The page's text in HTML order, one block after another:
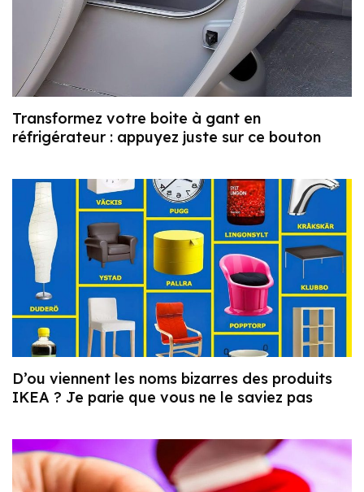
Transformez votre boite à gant en
réfrigérateur : appuyez juste sur ce bouton
D’ou viennent les noms bizarres des produits
IKEA ? Je parie que vous ne le saviez pas